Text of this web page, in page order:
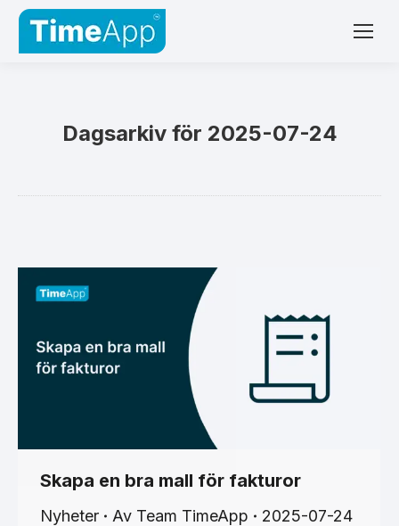
Dagsarkiv för 2025-07-24
Skapa en bra mall för fakturor
Nyheter Av Team TimeApp
2025-07-24